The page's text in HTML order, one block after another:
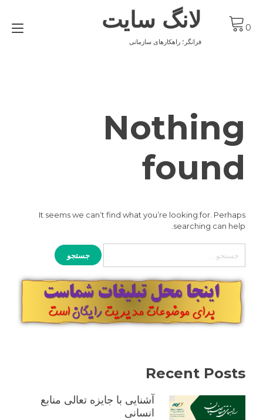
content
لانگ سایت
فرانگر؛ راهکارهای سازمانی
0
Nothing
found
It seems we can’t find what you’re looking for. Perhaps
searching can help.
برای:
Recent Posts
آشنایی با جایزه تعالی منابع
انسانی